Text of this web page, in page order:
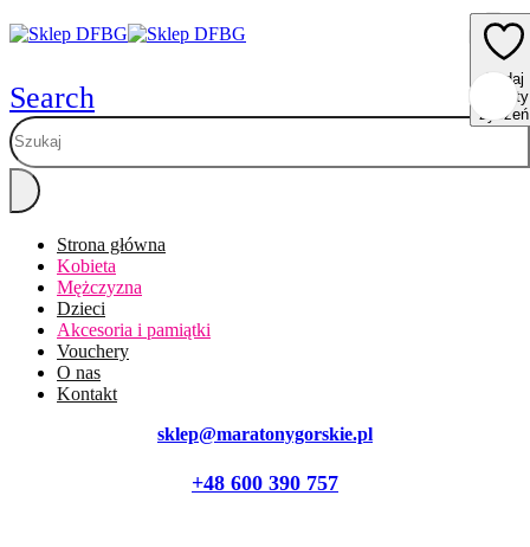
Search
Strona główna
Kobieta
Mężczyzna
Dzieci
Akcesoria i pamiątki
Vouchery
O nas
Kontakt
sklep@maratonygorskie.pl
+48 600 390 757
Dodaj
do listy
życzeń
Dodaj
do listy
życzeń
Dodaj
do listy
życzeń
Dodaj
do listy
życzeń
Dodaj
do listy
życzeń